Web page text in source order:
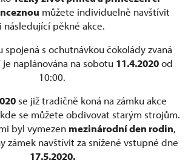
můžete individuelně navštívit
i následující pěkné akce.
spojená s ochutnávkou čokolády zvaná
je naplánována na sobotu 11.4.2020od
10:00.
se již tradičně koná na zámku akce
se můžete obdivovat starým strojům.
byl vymezen mezinárodní den rodin,
zámek navštívit za snížené vstupné dne
17.5.2020.